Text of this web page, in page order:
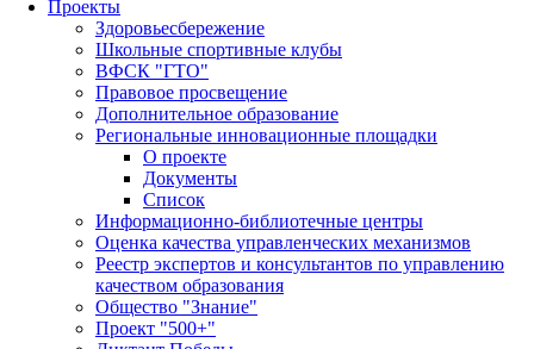
Проекты
Здоровьесбережение
Школьные спортивные клубы
ВФСК "ГТО"
Правовое просвещение
Дополнительное образование
Региональные инновационные площадки
О проекте
Документы
Список
Информационно-библиотечные центры
Оценка качества управленческих механизмов
Реестр экспертов и консультантов по управлению
качеством образования
Общество "Знание"
Проект "500+"